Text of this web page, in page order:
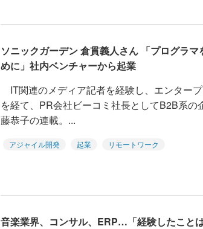
ソニックガーデン 倉貫義人さん 「プログラ
めに」社内ベンチャーから起業
IT関連のメディア記者を経験し、エンター
を経て、PR会社ビーコミ社長としてB2B系の
藤恭子の連載。...
アジャイル開発 起業 リモートワーク
音楽業界、コンサル、ERP…「経験したこと